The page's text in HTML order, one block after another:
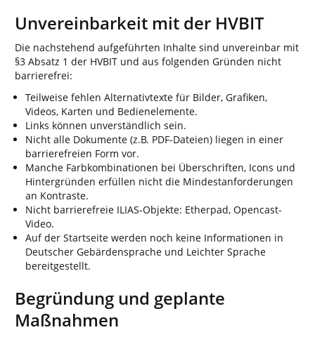
Unvereinbarkeit mit der HVBIT
Die nachstehend aufgeführten Inhalte sind unvereinbar mit
§3 Absatz 1 der HVBIT und aus folgenden Gründen nicht
barrierefrei:
Teilweise fehlen Alternativtexte für Bilder, Grafiken,
Videos, Karten und Bedienelemente.
Links können unverständlich sein.
Nicht alle Dokumente (z.B. PDF-Dateien) liegen in einer
barrierefreien Form vor.
Manche Farbkombinationen bei Überschriften, Icons und
Hintergründen erfüllen nicht die Mindestanforderungen
an Kontraste.
Nicht barrierefreie ILIAS-Objekte: Etherpad, Opencast-
Video.
Auf der Startseite werden noch keine Informationen in
Deutscher Gebärdensprache und Leichter Sprache
bereitgestellt.
Begründung und geplante
Maßnahmen